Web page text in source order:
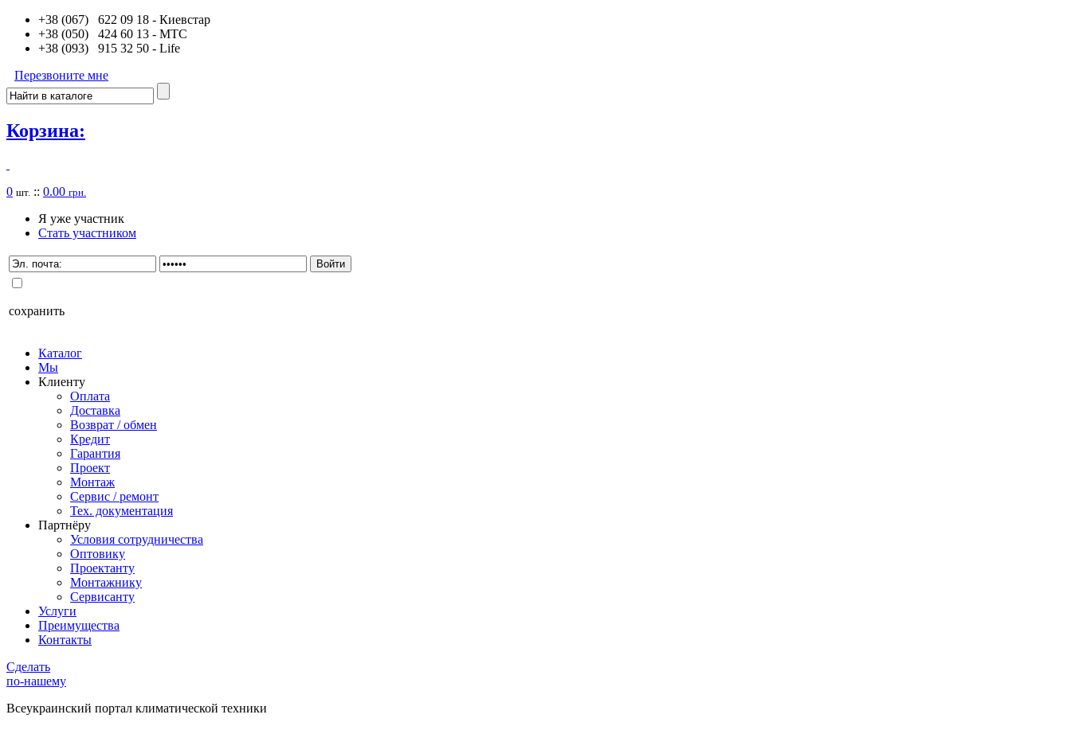
+38 (067) 622 09 18 - Киевстар
+38 (050) 424 60 13 - MTC
+38 (093) 915 32 50 - Life
Перезвоните мне
Корзина:
0 шт. :: 0.00 грн.
Я уже участник
Стать участником
сохранить
Каталог
Мы
Клиенту
Оплата
Доставка
Возврат / обмен
Кредит
Гарантия
Проект
Монтаж
Сервис / ремонт
Тех. документация
Партнёру
Условия сотрудничества
Оптовику
Проектанту
Монтажнику
Сервисанту
Услуги
Преимущества
Контакты
Сделать
по-нашему
Всеукраинский портал климатической техники